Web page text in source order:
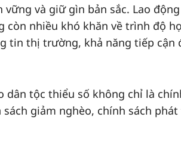
và giữ gìn bản sắc. Lao
nhiều khó khăn về trình độ
tin thị trường, khả năng tiếp cận
dân tộc thiểu số không chỉ là
giảm nghèo, chính sách